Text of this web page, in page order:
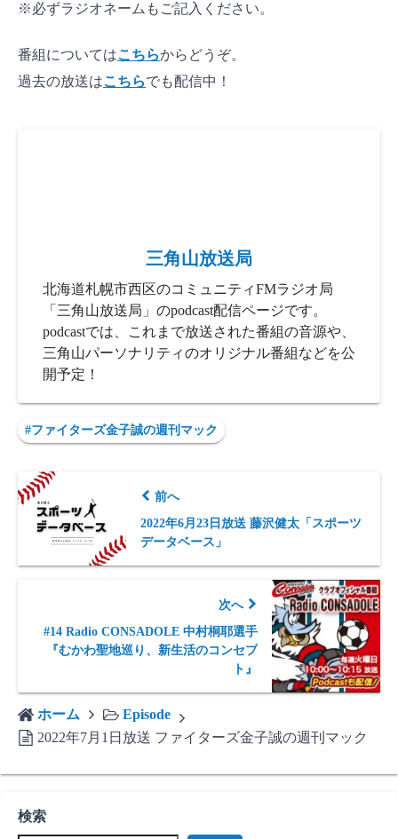
※必ずラジオネームもご記入ください。
番組についてはこちらからどうぞ。
過去の放送はこちらでも配信中！
三角山放送局
北海道札幌市西区のコミュニティFMラジオ局
「三角山放送局」のpodcast配信ページです。
podcastでは、これまで放送された番組の音源や、
三角山パーソナリティのオリジナル番組などを公
開予定！
#ファイターズ金子誠の週刊マック
前へ
2022年6月23日放送 藤沢健太「スポーツ
データベース」
次へ
#14 Radio CONSADOLE 中村桐耶選手
『むかわ聖地巡り、新生活のコンセプ
ト』
ホーム
Episode
2022年7月1日放送 ファイターズ金子誠の週刊マック
検索